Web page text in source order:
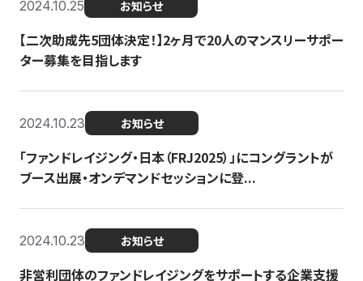
2024.10.25 お知らせ
【二次助成先5団体決定！】2ヶ月で20人のマンスリーサポー
ター募集を目指します
2024.10.23 お知らせ
「ファンドレイジング・日本（FRJ2025）」にコングラントが
ブース出展・オンデマンドセッションに登...
2024.10.23 お知らせ
非営利団体のファンドレイジングをサポートする企業支援